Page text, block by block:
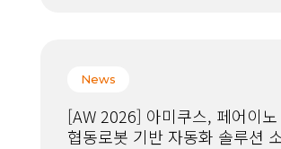
News
[AW 2026] 아미쿠스, 페어이노
협동로봇 기반 자동화 솔루션